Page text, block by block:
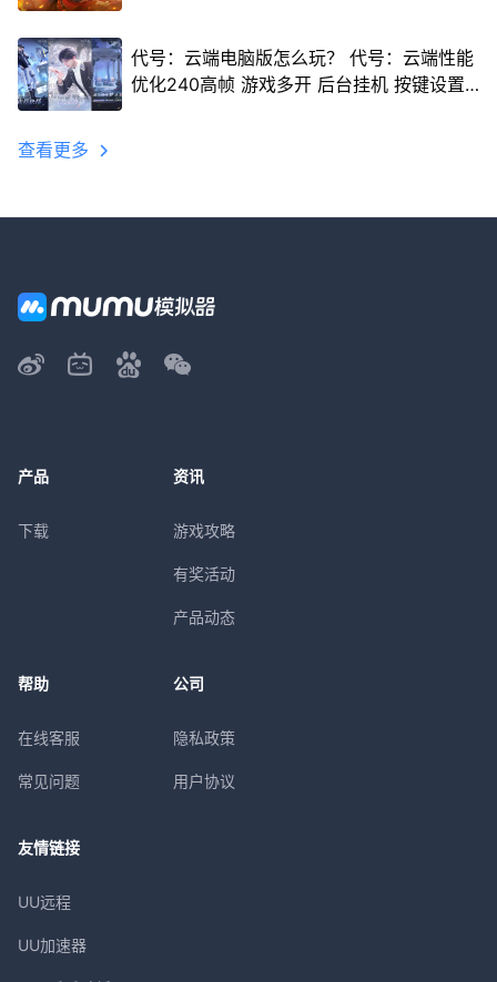
代号：云端电脑版怎么玩？ 代号：云端性能
优化240高帧 游戏多开 后台挂机 按键设置
查看更多
产品
下载
资讯
游戏攻略
有奖活动
产品动态
帮助
在线客服
常见问题
公司
隐私政策
用户协议
友情链接
UU远程
UU加速器